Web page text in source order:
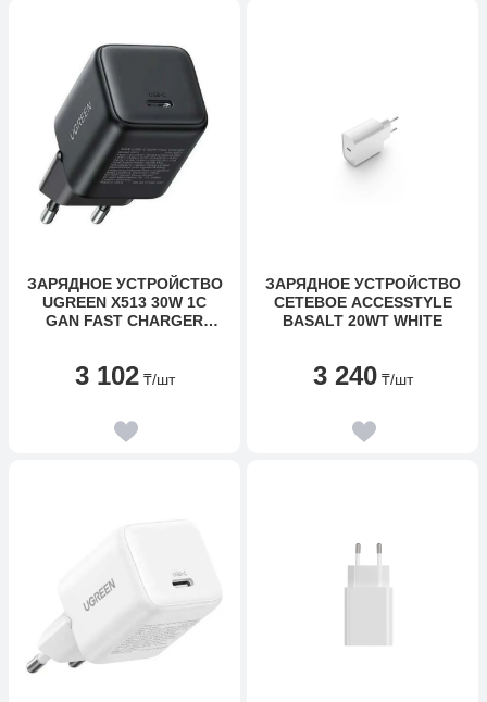
ЗАРЯДНОЕ УСТРОЙСТВО
UGREEN X513 30W 1C
GAN FAST CHARGER
3 102 ₸/шт
ЗАРЯДНОЕ УСТРОЙСТВО
СЕТЕВОЕ ACCESSTYLE
BASALT 20WT WHITE
3 240 ₸/шт